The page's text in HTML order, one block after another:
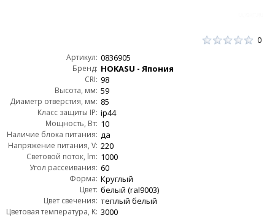
0
Артикул: 0836905
Бренд: HOKASU - Япония
CRI: 98
Высота, мм: 59
Диаметр отверстия, мм: 85
Класс защиты IP: ip44
Мощность, Вт: 10
Наличие блока питания: да
Напряжение питания, V: 220
Световой поток, lm: 1000
Угол рассеивания: 60
Форма: Круглый
Цвет: белый (ral9003)
Цвет свечения: теплый белый
Цветовая температура, K: 3000